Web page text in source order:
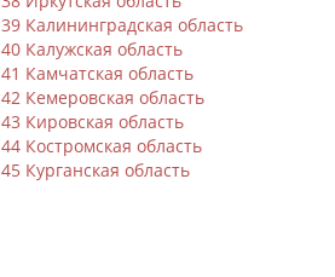
39 Калининградская область
40 Калужская область
41 Камчатская область
42 Кемеровская область
43 Кировская область
44 Костромская область
45 Курганская область